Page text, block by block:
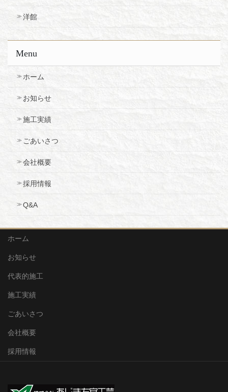
洋館
Menu
ホーム
お知らせ
施工実績
ごあいさつ
会社概要
採用情報
Q&A
ホーム
お知らせ
代表的施工
施工実績
ごあいさつ
会社概要
採用情報